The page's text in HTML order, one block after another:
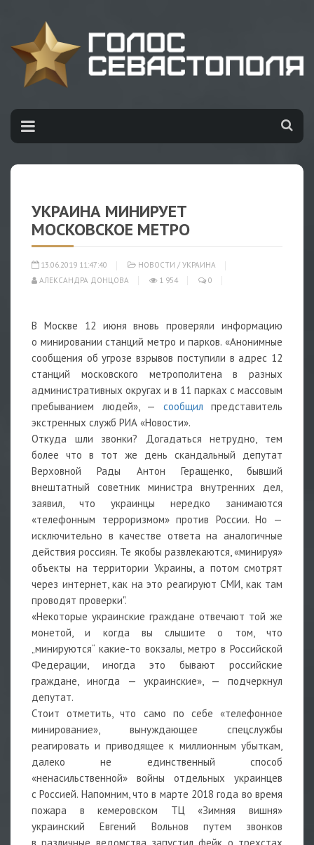
УКРАИНА МИНИРУЕТ
МОСКОВСКОЕ МЕТРО
13.06.2019 11:47:40 НОВОСТИ / УКРАИНА
АЛЕКСАНДРА ДОНЦОВА
1 954 0
В Москве 12 июня вновь проверяли информацию
о минировании станций метро и парков. «Анонимные
сообщения об угрозе взрывов поступили в адрес 12
станций московского метрополитена в разных
административных округах и в 11 парках с массовым
пребыванием людей», — сообщил представитель
экстренных служб РИА «Новости».
Откуда шли звонки? Догадаться нетрудно, тем
более что в тот же день скандальный депутат
Верховной Рады Антон Геращенко, бывший
внештатный советник министра внутренних дел,
заявил, что украинцы нередко занимаются
«телефонным терроризмом» против России. Но —
исключительно в качестве ответа на аналогичные
действия россиян. Те якобы развлекаются, «минируя»
объекты на территории Украины, а потом смотрят
через интернет, как на это реагируют СМИ, как там
проводят проверки".
«Некоторые украинские граждане отвечают той же
монетой, и когда вы слышите о том, что
„минируются“ какие-то вокзалы, метро в Российской
Федерации, иногда это бывают российские
граждане, иногда — украинские», — подчеркнул
депутат.
Стоит отметить, что само по себе «телефонное
минирование», вынуждающее спецслужбы
реагировать и приводящее к миллионным убыткам,
далеко не единственный способ
«ненасильственной» войны отдельных украинцев
с Россией. Напомним, что в марте 2018 года во время
пожара в кемеровском ТЦ «Зимняя вишня»
украинский Евгений Вольнов путем звонков